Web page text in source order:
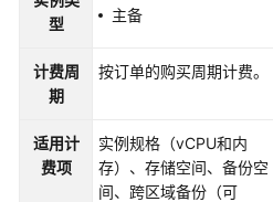
实
例
连
接
for
PostgreSQL
型
主备
计费周
期
按订单的购买周期计费。
适用计
费项
实例规格（vCPU和内
存）、存储空间、备份空
间、跨区域备份（可